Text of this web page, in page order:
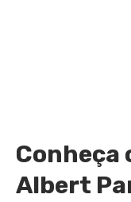
Conheça
Albert